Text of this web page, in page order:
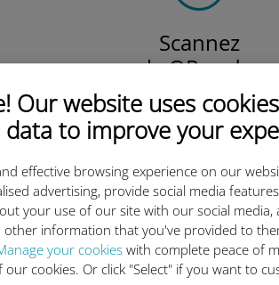
Our website uses
data to improve your
effective browsing experience on our
advertising, provide social media
your use of our site with our social
other information that you've provided to
your cookies with complete peace of
cookies. Or click "Select" if you want to
Scannez
le QR code
pour activer votre forfait
et installer l'eSIM Ubigi.
Efficace !
l'eSIM